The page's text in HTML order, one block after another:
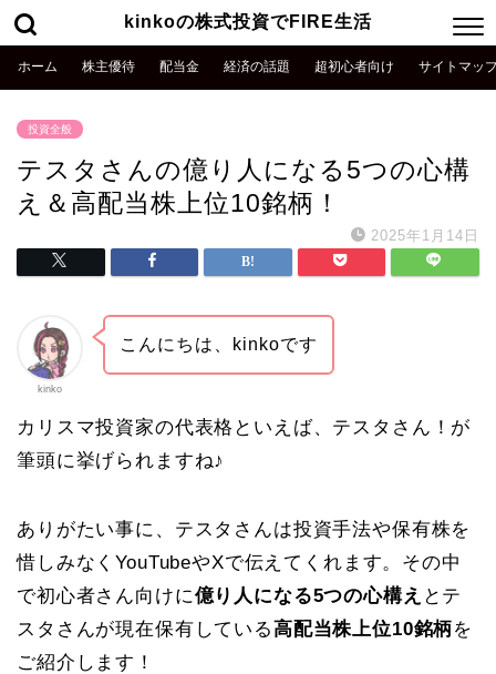
kinkoの株式投資でFIRE生活
ホーム 株主優待 配当金 経済の話題 超初心者向け サイトマッ
投資全般
テスタさんの億り人になる5つの心構
え＆高配当株上位10銘柄！
2025年1月14日
kinko
こんにちは、kinkoです
カリスマ投資家の代表格といえば、テスタさん！が
筆頭に挙げられますね♪
ありがたい事に、テスタさんは投資手法や保有株を
惜しみなくYouTubeやXで伝えてくれます。その中
で初心者さん向けに億り人になる5つの心構え とテ
スタさんが現在保有している高配当株上位10銘柄を
ご紹介します！